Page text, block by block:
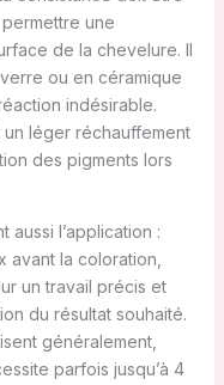
une
de la chevelure. Il
ou en céramique
indésirable.
léger réchauffement
des pigments lors
aussi l’application :
avant la coloration,
un travail précis et
du résultat souhaité.
généralement,
parfois jusqu’à 4